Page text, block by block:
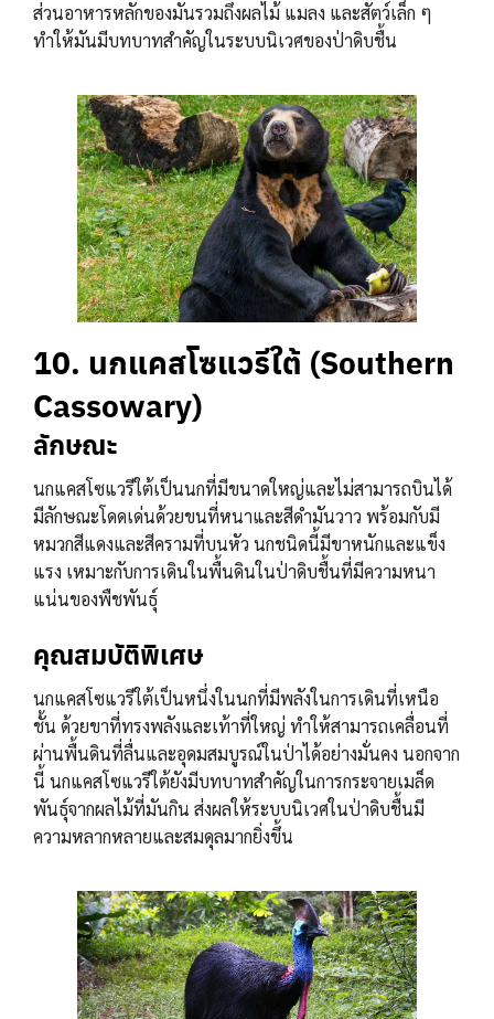
ส่วนอาหารหลักของมันรวมถึงผลไม้ แมลง และสัตว์เล็ก ๆ
ทำให้มันมีบทบาทสำคัญในระบบนิเวศของป่าดิบชื้น
10. นกแคสโซแวรีใต้ (Southern
Cassowary)
ลักษณะ
นกแคสโซแวรีใต้เป็นนกที่มีขนาดใหญ่และไม่สามารถบินได้
มีลักษณะโดดเด่นด้วยขนที่หนาและสีดำมันวาว พร้อมกับมี
หมวกสีแดงและสีครามที่บนหัว นกชนิดนี้มีขาหนักและแข็ง
แรง เหมาะกับการเดินในพื้นดินในป่าดิบชื้นที่มีความหนา
แน่นของพืชพันธุ์
คุณสมบัติพิเศษ
นกแคสโซแวรีใต้เป็นหนึ่งในนกที่มีพลังในการเดินที่เหนือ
ชั้น ด้วยขาที่ทรงพลังและเท้าที่ใหญ่ ทำให้สามารถเคลื่อนที่
ผ่านพื้นดินที่ลื่นและอุดมสมบูรณ์ในป่าได้อย่างมั่นคง นอกจาก
นี้ นกแคสโซแวรีใต้ยังมีบทบาทสำคัญในการกระจายเมล็ด
พันธุ์จากผลไม้ที่มันกิน ส่งผลให้ระบบนิเวศในป่าดิบชื้นมี
ความหลากหลายและสมดุลมากยิ่งขึ้น